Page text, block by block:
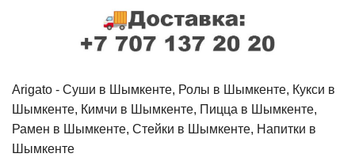
Arigato - Cуши в Шымкенте, Ролы в Шымкенте, Кукси в
Шымкенте, Кимчи в Шымкенте, Пицца в Шымкенте,
Рамен в Шымкенте, Стейки в Шымкенте, Напитки в
Шымкенте